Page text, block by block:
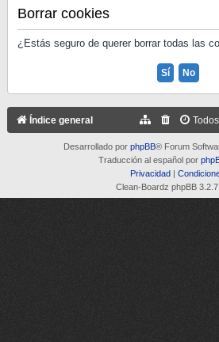
Borrar cookies
¿Estás seguro de querer borrar todas las
Índice general
Desarrollado por phpBB® Forum
Traducción al español por
Privacidad |
Clean-Boardz phpBB